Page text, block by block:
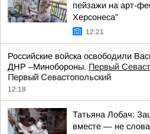
пейзажи на арт-
Херсонеса"
12:21
Российские войска освободили
ДНР –Минобороны. Первый
Первый Севастопольский
12:18
Татьяна Лобач:
вместе — не